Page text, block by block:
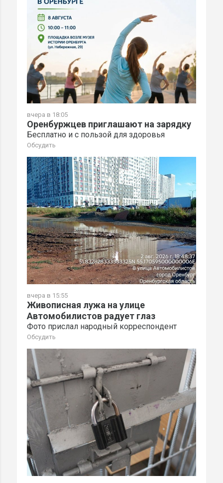
вчера в 18:05
Оренбуржцев приглашают на зарядку
Бесплатно и с пользой для здоровья
Обсудить
вчера в 15:55
Живописная лужа на улице
Автомобилистов радует глаз
Фото прислал народный корреспондент
Обсудить